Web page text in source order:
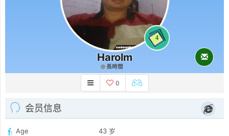
4
Harolm
長時間
0
会员信息
Age
43 岁